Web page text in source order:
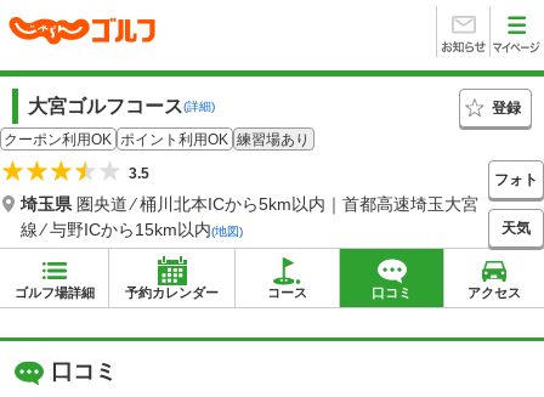
大宮ゴルフコース(詳細)
登録
クーポン利用OK ポイント利用OK 練習場あり
3.5
埼玉県 圏央道 ⁄ 桶川北本ICから5km以内｜首都高速埼玉大宮
線 ⁄ 与野ICから15km以内(地図)
フォト
天気
ゴルフ場詳細 予約カレンダー コース 口コミ アクセス
口コミ